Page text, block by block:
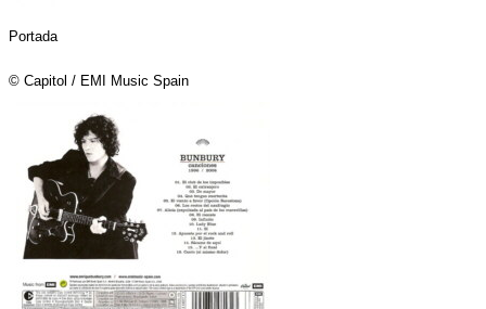
Portada
© Capitol / EMI Music Spain